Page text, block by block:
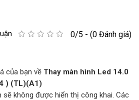
0/5 - (0 Đánh giá)
của bạn về Thay màn hình Led 14.0
) (TL)(A1)
sẽ không được hiển thị công khai. Các